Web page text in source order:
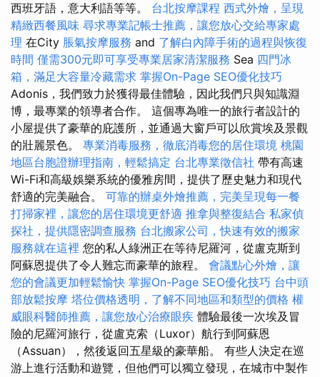
西班牙語，意大利語等等。 台北按摩課程 西式外燴，呈現
精緻西餐風味 尋求專業記帳士推薦，讓您放心交給專家處
理 在City 脹氣按摩服務 and 了解白內障手術的過程與恢復
時間 僅需300元即可享受專業居家清潔服務 Sea 四門冰
箱，滿足大容量冷藏需求 掌握On-Page SEO優化技巧
Adonis，我們致力於獲得最佳體驗，因此我們只與知識淵
博，最專業的領導者合作。 這個專為唯一的旅行者設計的
小屋提供了豪華的庇護所，並通過大窗戶可以欣賞埃及景觀
的壯麗景色。 專業消毒服務，徹底消毒您的居住環境 桃園
地區台胞證辦理指南，輕鬆搞定 台北專業徵信社 帶有高速
Wi-Fi和高級娛樂系統的優雅房間，提供了歷史魅力和現代
舒適的完美融合。 可靠的辦桌外燴推薦，完美呈現每一餐
打掃家裡，讓您的居住環境更舒適 推拿與整復結合 私家偵
探社，提供隱密調查服務 台北搬家公司，快速有效的搬家
服務就在這裡 您的私人綠洲正在等待尼羅河，從盧克斯到
阿蘇恩提供了令人難忘而豪華的旅程。 會議點心外燴，讓
您的會議更加輕鬆愉快 掌握On-Page SEO優化技巧 台中頭
部放鬆按摩 塔位價格透明，了解不同地區和類型的價格 權
威眼科醫師推薦，讓您放心治療眼疾 體驗最後一次埃及冒
險的尼羅河旅行，從盧克索（Luxor）航行到阿蘇恩
（Assuan），然後返回五星級的豪華船。 有些人決定在巡
游上進行活動和遊覽，但他們可以獨立發現，在城市中製作